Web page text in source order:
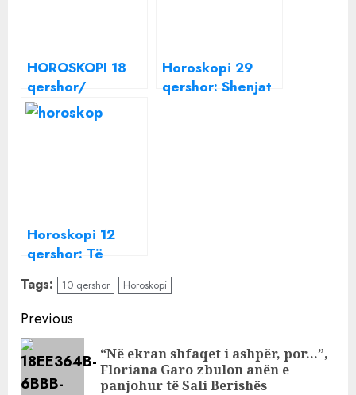
HOROSKOPI 18
qershor/
Emocione dhe
projekte, çfarë
Horoskopi 29
qershor: Shenjat
Horoskopi 12
qershor: Të
shumëpritura,
ndryshime
pozitive për këtë
shenjë sot
Tags: 10 qershor Horoskopi
Continue
Reading
Previous
“Në ekran shfaqet i ashpër, por…”,
Floriana Garo zbulon anën e
panjohur të Sali Berishës